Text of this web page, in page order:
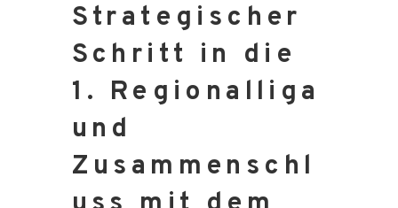
Strategischer
Schritt in die
1. Regionalliga
und
Zusammenschl